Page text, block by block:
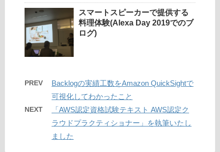
スマートスピーカーで提供する
料理体験(Alexa Day 2019でのブ
ログ)
PREV
Backlogの実績工数をAmazon QuickSightで
可視化してわかったこと
NEXT
「AWS認定資格試験テキスト AWS認定ク
ラウドプラクティショナー」を執筆いたし
ました